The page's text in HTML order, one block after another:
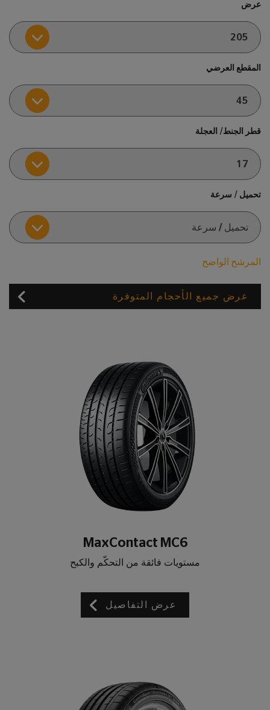
عرض
المقطع العرضي
قطر الجنط/ العجلة
تحميل / سرعة
المرشح الواضح
عرض جميع الأحجام المتوفرة
MaxContact MC6
مستويات فائقة من التحكّم والكبح
عرض التفاصيل